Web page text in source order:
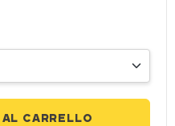
AGGIUNGI AL CARRELLO